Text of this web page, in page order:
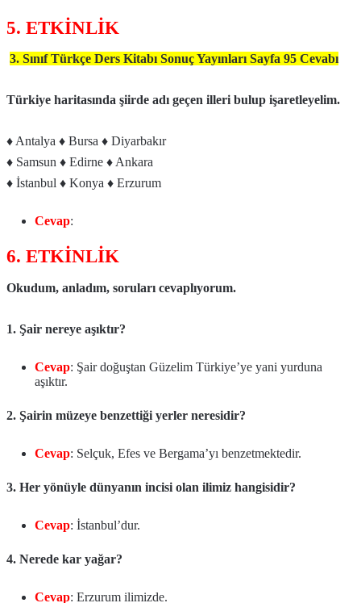
5. ETKİNLİK
3. Sınıf Türkçe Ders Kitabı Sonuç Yayınları Sayfa 95 Cevabı
Türkiye haritasında şiirde adı geçen illeri bulup işaretleyelim.
♦ Antalya ♦ Bursa ♦ Diyarbakır
♦ Samsun ♦ Edirne ♦ Ankara
♦ İstanbul ♦ Konya ♦ Erzurum
Cevap:
6. ETKİNLİK
Okudum, anladım, soruları cevaplıyorum.
1. Şair nereye aşıktır?
Cevap: Şair doğuştan Güzelim Türkiye’ye yani yurduna
aşıktır.
2. Şairin müzeye benzettiği yerler neresidir?
Cevap: Selçuk, Efes ve Bergama’yı benzetmektedir.
3. Her yönüyle dünyanın incisi olan ilimiz hangisidir?
Cevap: İstanbul’dur.
4. Nerede kar yağar?
Cevap: Erzurum ilimizde.